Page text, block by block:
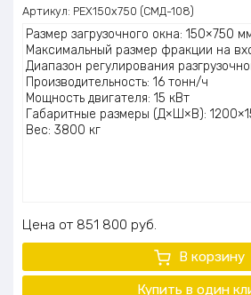
Артикул: PEX150x750 (СМД-108)
Размер загрузочного окна: 150×750
Максимальный размер фракции на
Диапазон регулирования
Производительность: 16 тонн/ч
Мощность двигателя: 15 кВт
Габаритные размеры (Д×Ш×В):
Вес: 3800 кг
Цена 851 800 руб.
В корзину
Купить в один